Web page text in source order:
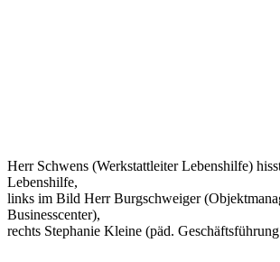
Herr Schwens (Werkstattleiter Lebenshilfe)
Lebenshilfe,
links im Bild Herr Burgschweiger
Businesscenter),
rechts Stephanie Kleine (päd.